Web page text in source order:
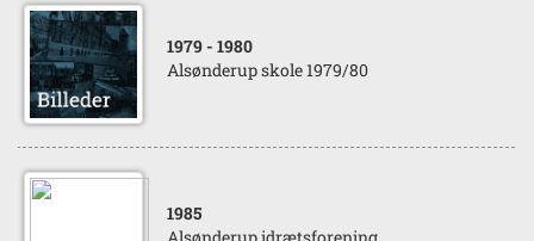
1979 - 1980
Alsønderup skole 1979/80
1985